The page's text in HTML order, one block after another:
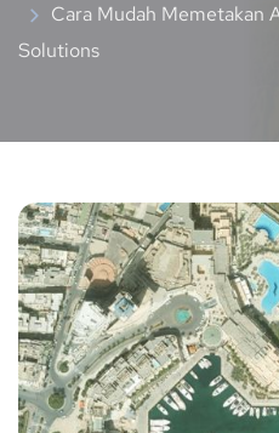
Cara Mudah Memetakan
Solutions